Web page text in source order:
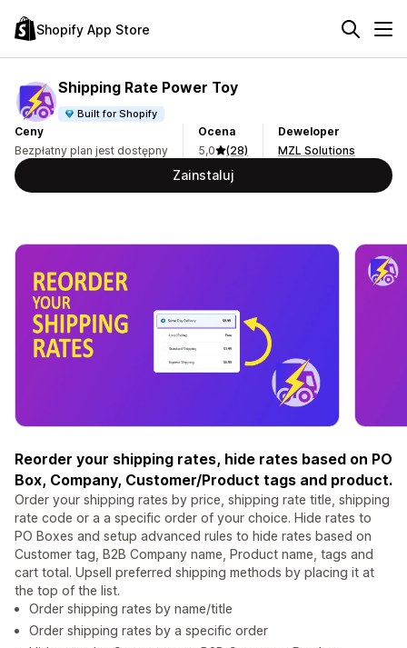
Shopify App Store
Shipping Rate Power Toy
Built for Shopify
Ceny
Bezpłatny plan jest dostępny
Ocena
5,0
(28)
Deweloper
MZL Solutions
Zainstaluj
Reorder your shipping rates, hide rates based on PO
Box, Company, Customer/Product tags and product.
Order your shipping rates by price, shipping rate title, shipping
rate code or a a specific order of your choice. Hide rates to
PO Boxes and setup advanced rules to hide rates based on
Customer tag, B2B Company name, Product name, tags and
cart total. Upsell preferred shipping methods by placing it at
the top of the list.
Order shipping rates by name/title
Order shipping rates by a specific order